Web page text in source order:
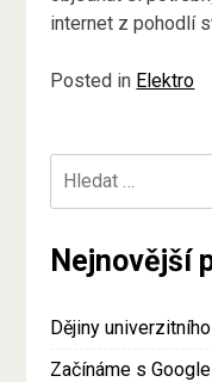
internet z pohodlí
Posted in Elektro
Nejnovější
Dějiny
Začínáme s